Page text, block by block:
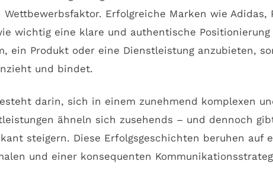
Erfolgreiche Marken wie Adidas,
wichtig eine klare und authentische
ein Produkt oder eine Dienstleistung anzubieten,
und bindet.
darin, sich in einem zunehmend komplexen
ähneln sich zusehends – und dennoch
steigern. Diese Erfolgsgeschichten beruhen auf
und einer konsequenten